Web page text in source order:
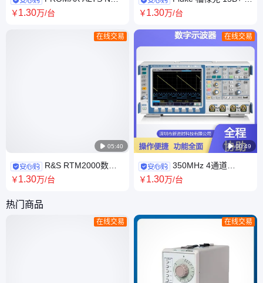
卫星直播车转播车专用卫星通
￥1.30万/台
 05:40
在线交易
R&S RTM2000数字
示波器 200-1GHz带宽 5Gs/s采
￥1.30万/台
济型数字万用表 操作方便 精准
￥1.30万/台
 00:49
在线交易
350MHz 4通道
RTM2034数字示波器 高采样率
￥1.30万/台
热门商品
在线交易 在线交易